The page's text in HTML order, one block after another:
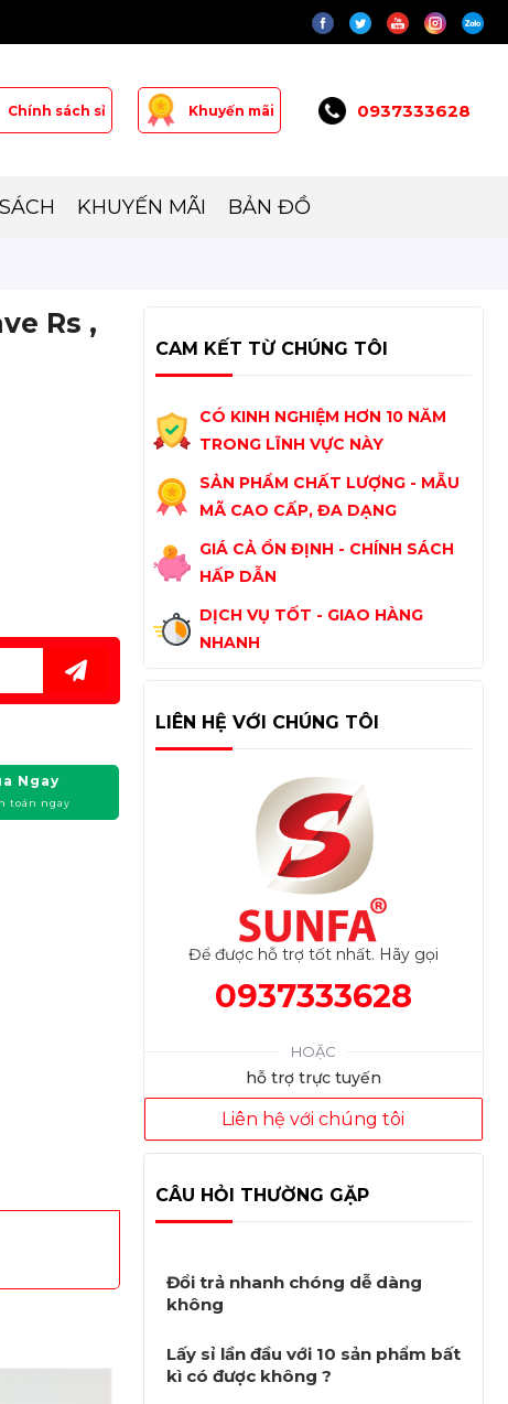
Chính sách sỉ Khuyến mãi 0937333628
KHUYẾN MÃI BẢN ĐỒ
Rs ,
Ngay
toán ngay
CAM KẾT TỪ CHÚNG TÔI
CÓ KINH NGHIỆM HƠN 10 NĂM
TRONG LĨNH VỰC NÀY
SẢN PHẨM CHẤT LƯỢNG - MẪU
MÃ CAO CẤP, ĐA DẠNG
GIÁ CẢ ỔN ĐỊNH - CHÍNH SÁCH
HẤP DẪN
DỊCH VỤ TỐT - GIAO HÀNG
NHANH
LIÊN HỆ VỚI CHÚNG TÔI
Để được hỗ trợ tốt nhất. Hãy gọi
0937333628
HOẶC
hỗ trợ trực tuyến
Liên hệ với chúng tôi
CÂU HỎI THƯỜNG GẶP
Đổi trả nhanh chóng dễ dàng
không
Lấy sỉ lần đầu với 10 sản phẩm bất
kì có được không ?